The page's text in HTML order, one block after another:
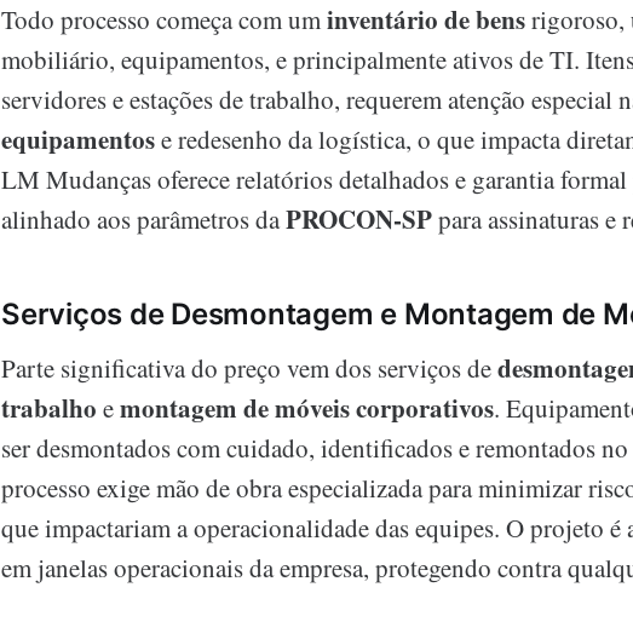
Todo processo começa com uminventário de bensrigoroso,
mobiliário, equipamentos, e principalmente ativos de TI.
servidores e estações de trabalho, requerem atenção especial
equipamentose redesenho da logística, o que impacta
LM Mudanças oferece relatórios detalhados e garantia formal
alinhado aos parâmetros daPROCON-SPpara assinaturas e
Serviços de Desmontagem e Montagem de
Parte significativa do preço vem dos serviços de
trabalho emontagem de móveis corporativos.
ser desmontados com cuidado, identificados e remontados
processo exige mão de obra especializada para minimizar
que impactariam a operacionalidade das equipes. O projeto é
em janelas operacionais da empresa, protegendo contra